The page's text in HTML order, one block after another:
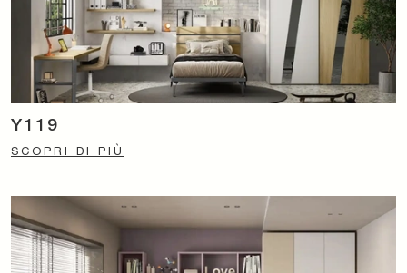
Y119
SCOPRI DI PIÙ